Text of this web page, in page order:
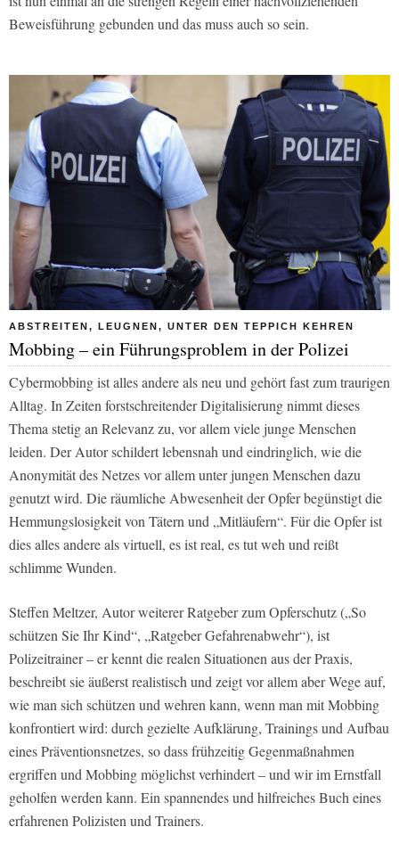
Beweisführung gebunden und das muss auch so sein.
ABSTREITEN, LEUGNEN, UNTER DEN TEPPICH KEHREN
Mobbing – ein Führungsproblem in der Polizei
Cybermobbing ist alles andere als neu und gehört fast zum traurigen
Alltag. In Zeiten forstschreitender Digitalisierung nimmt dieses
Thema stetig an Relevanz zu, vor allem viele junge Menschen
leiden. Der Autor schildert lebensnah und eindringlich, wie die
Anonymität des Netzes vor allem unter jungen Menschen dazu
genutzt wird. Die räumliche Abwesenheit der Opfer begünstigt die
Hemmungslosigkeit von Tätern und „Mitläufern“. Für die Opfer ist
dies alles andere als virtuell, es ist real, es tut weh und reißt
schlimme Wunden.
Steffen Meltzer, Autor weiterer Ratgeber zum Opferschutz („So
schützen Sie Ihr Kind“, „Ratgeber Gefahrenabwehr“), ist
Polizeitrainer – er kennt die realen Situationen aus der Praxis,
beschreibt sie äußerst realistisch und zeigt vor allem aber Wege auf,
wie man sich schützen und wehren kann, wenn man mit Mobbing
konfrontiert wird: durch gezielte Aufklärung, Trainings und Aufbau
eines Präventionsnetzes, so dass frühzeitig Gegenmaßnahmen
ergriffen und Mobbing möglichst verhindert – und wir im Ernstfall
geholfen werden kann. Ein spannendes und hilfreiches Buch eines
erfahrenen Polizisten und Trainers.